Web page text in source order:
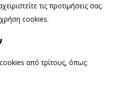
τις προτιμήσεις σας.
χρήση cookies.
από τρίτους, όπως: